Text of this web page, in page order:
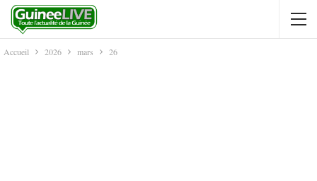
Accueil 2026 mars 26